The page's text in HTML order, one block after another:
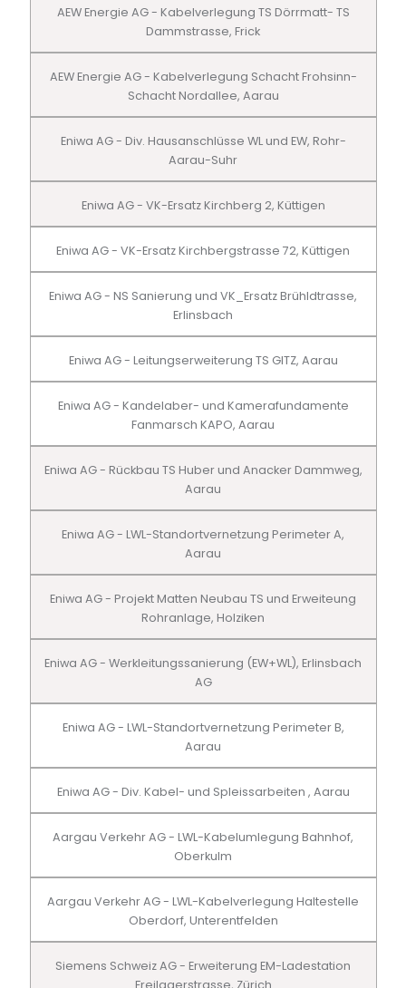
AEW Energie AG - Kabelverlegung TS Dörrmatt- TS
Dammstrasse, Frick
AEW Energie AG - Kabelverlegung Schacht Frohsinn-
Schacht Nordallee, Aarau
Eniwa AG - Div. Hausanschlüsse WL und EW, Rohr-
Aarau-Suhr
Eniwa AG - VK-Ersatz Kirchberg 2, Küttigen
Eniwa AG - VK-Ersatz Kirchbergstrasse 72, Küttigen
Eniwa AG - NS Sanierung und VK_Ersatz Brühldtrasse,
Erlinsbach
Eniwa AG - Leitungserweiterung TS GITZ, Aarau
Eniwa AG - Kandelaber- und Kamerafundamente
Fanmarsch KAPO, Aarau
Eniwa AG - Rückbau TS Huber und Anacker Dammweg,
Aarau
Eniwa AG - LWL-Standortvernetzung Perimeter A,
Aarau
Eniwa AG - Projekt Matten Neubau TS und Erweiteung
Rohranlage, Holziken
Eniwa AG - Werkleitungssanierung (EW+WL), Erlinsbach
AG
Eniwa AG - LWL-Standortvernetzung Perimeter B,
Aarau
Eniwa AG - Div. Kabel- und Spleissarbeiten , Aarau
Aargau Verkehr AG - LWL-Kabelumlegung Bahnhof,
Oberkulm
Aargau Verkehr AG - LWL-Kabelverlegung Haltestelle
Oberdorf, Unterentfelden
Siemens Schweiz AG - Erweiterung EM-Ladestation
Freilagerstrasse, Zürich